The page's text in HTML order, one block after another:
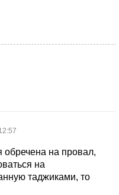
обречена на провал,
на
таджиками, то